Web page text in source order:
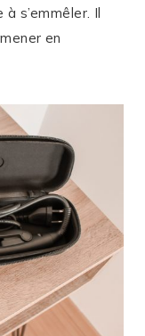
s’emmêler. Il
en